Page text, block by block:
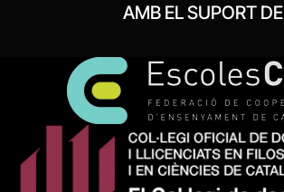
AMB EL SUPORT DE